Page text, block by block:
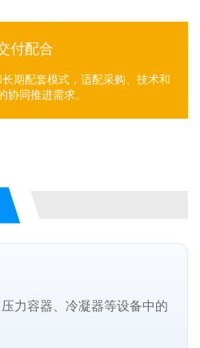
付配合
期配套模式，适配采购、技术和
协同推进需求。
力容器、冷凝器等设备中的